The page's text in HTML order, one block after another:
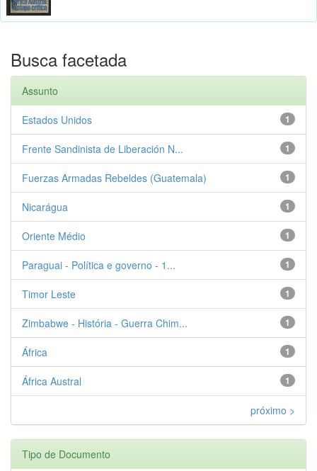
Busca facetada
Assunto
1
Estados Unidos
1
Frente Sandinista de Liberación N...
1
Fuerzas Armadas Rebeldes (Guatemala)
1
Nicarágua
1
Oriente Médio
1
Paraguai - Política e governo - 1...
1
Timor Leste
1
Zimbabwe - História - Guerra Chim...
1
África
1
África Austral
próximo >
Tipo de Documento